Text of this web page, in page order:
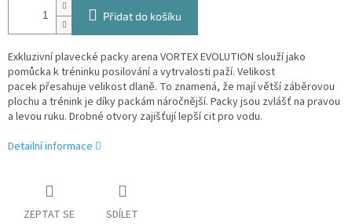
Přidat do košíku
Exkluzivní plavecké packy arena VORTEX EVOLUTION slouží jako
pomůcka k tréninku posilování a vytrvalosti paží. Velikost
pacek přesahuje velikost dlaně. To znamená, že mají větší záběrovou
plochu a trénink je díky packám náročnější. Packy jsou zvlášť na pravou
a levou ruku. Drobné otvory zajišťují lepší cit pro vodu.
Detailní informace
ZEPTAT SE SDÍLET